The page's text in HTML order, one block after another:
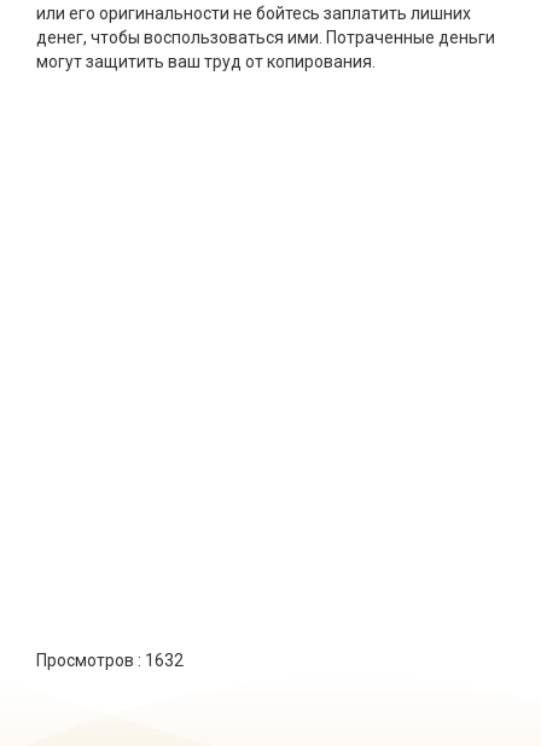
или его оригинальности не бойтесь заплатить лишних
денег, чтобы воспользоваться ими. Потраченные деньги
могут защитить ваш труд от копирования.
Просмотров : 1632